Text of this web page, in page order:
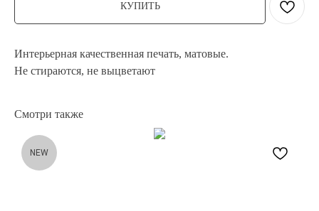
КУПИТЬ
Интерьерная качественная печать, матовые.
Не стираются, не выцветают
Смотри также
NEW